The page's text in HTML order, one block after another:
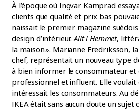
À l’époque où Ingvar Kamprad
clients que qualité et prix bas
naissait le premier magazine
design d’intérieur.Allt i Hemmet,
la maison ». Marianne Fredriksson,
chef, représentait un nouveau type
à bien informer le consommateur et
professionnel et influent. Elle voulait
intéressait les consommateurs. Au
IKEA était sans aucun doute un sujet